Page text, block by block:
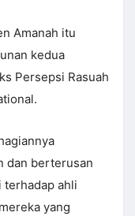
Amanah itu
kedua
Persepsi Rasuah
dan berterusan
terhadap ahli
yang